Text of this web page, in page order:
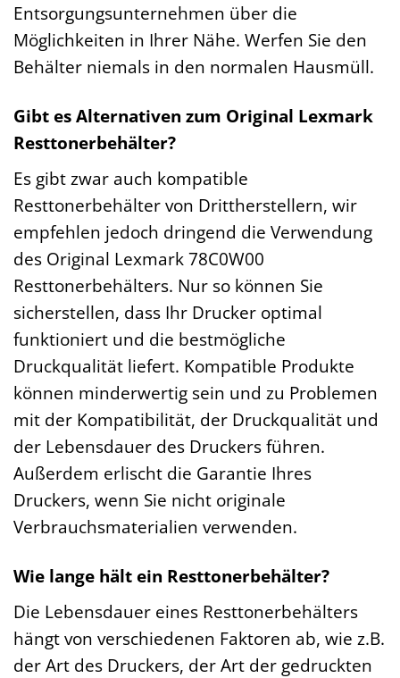
Entsorgungsunternehmen über die
Möglichkeiten in Ihrer Nähe. Werfen Sie den
Behälter niemals in den normalen Hausmüll.
Gibt es Alternativen zum Original Lexmark
Resttonerbehälter?
Es gibt zwar auch kompatible
Resttonerbehälter von Drittherstellern, wir
empfehlen jedoch dringend die Verwendung
des Original Lexmark 78C0W00
Resttonerbehälters. Nur so können Sie
sicherstellen, dass Ihr Drucker optimal
funktioniert und die bestmögliche
Druckqualität liefert. Kompatible Produkte
können minderwertig sein und zu Problemen
mit der Kompatibilität, der Druckqualität und
der Lebensdauer des Druckers führen.
Außerdem erlischt die Garantie Ihres
Druckers, wenn Sie nicht originale
Verbrauchsmaterialien verwenden.
Wie lange hält ein Resttonerbehälter?
Die Lebensdauer eines Resttonerbehälters
hängt von verschiedenen Faktoren ab, wie z.B.
der Art des Druckers, der Art der gedruckten